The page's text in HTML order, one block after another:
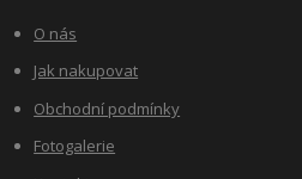
O nás
Jak nakupovat
Obchodní podmínky
Fotogalerie